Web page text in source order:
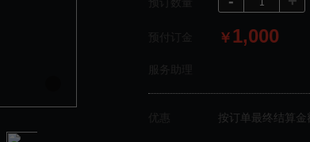
￥ 1,000
服务助理
优惠 按订单最终结算